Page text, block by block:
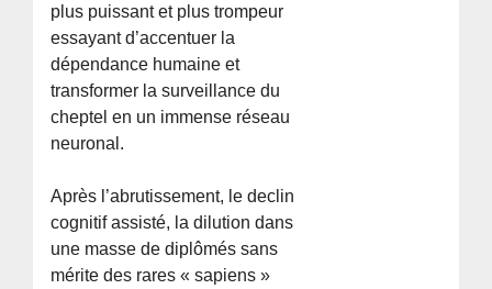
plus puissant et plus trompeur
essayant d’accentuer la
dépendance humaine et
transformer la surveillance du
cheptel en un immense réseau
neuronal.
Après l’abrutissement, le declin
cognitif assisté, la dilution dans
une masse de diplômés sans
mérite des rares « sapiens »